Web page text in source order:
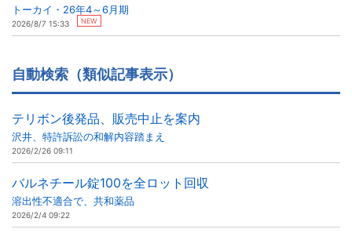
トーカイ・26年4～6月期
2026/8/7 15:33 NEW
自動検索（類似記事表示）
テリボン後発品、販売中止を案内
沢井、特許訴訟の和解内容踏まえ
2026/2/26 09:11
バルネチール錠100を全ロット回収
溶出性不適合で、共和薬品
2026/2/4 09:22